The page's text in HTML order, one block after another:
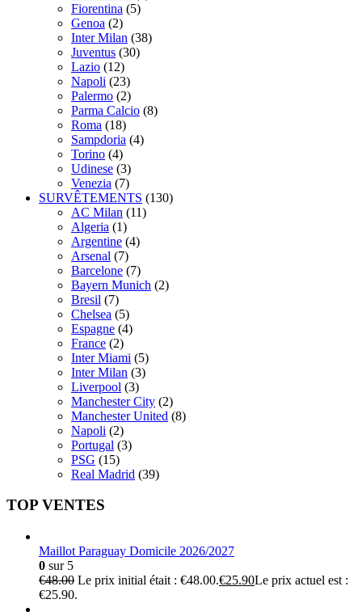
Fiorentina (5)
Genoa (2)
Inter Milan (38)
Juventus (30)
Lazio (12)
Napoli (23)
Palermo (2)
Parma Calcio (8)
Roma (18)
Sampdoria (4)
Torino (4)
Udinese (3)
Venezia (7)
SURVÊTEMENTS (130)
AC Milan (11)
Algeria (1)
Argentine (4)
Arsenal (7)
Barcelone (7)
Bayern Munich (2)
Bresil (7)
Chelsea (5)
Espagne (4)
France (2)
Inter Miami (5)
Inter Milan (3)
Liverpool (3)
Manchester City (2)
Manchester United (8)
Napoli (2)
Portugal (3)
PSG (15)
Real Madrid (39)
TOP VENTES
Maillot Paraguay Domicile 2026/2027
0 sur 5
€48.00 Le prix initial était : €48.00.€25.90Le prix actuel est :
€25.90.